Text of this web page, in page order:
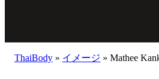
ThaiBody » イメージ » Mathee